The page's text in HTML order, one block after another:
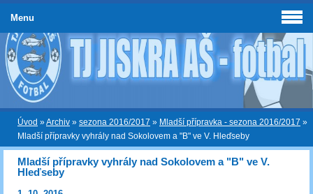
Úvod »Archiv » sezona 2016/2017 » Mladší přípravka - sezona 2016/2017 »
Mladší přípravky vyhrály nad Sokolovem a "B" ve V. Hleďseby
Mladší přípravky vyhrály nad Sokolovem a "B" ve V.
Hleďseby
Menu